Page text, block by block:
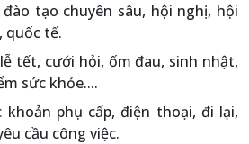
tạo chuyên sâu, hội nghị, hội
quốc tế.
tết, cưới hỏi, ốm đau, sinh nhật,
sức khỏe....
phụ cấp, điện thoại, đi lại,
cầu công việc.